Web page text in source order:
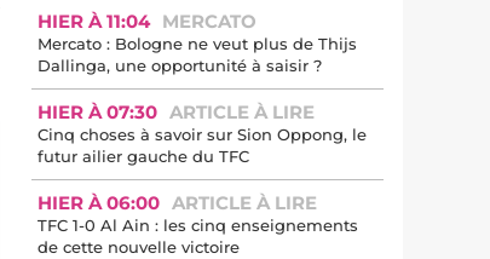
HIER À 11:04 MERCATO
Mercato : Bologne ne veut plus de Thijs
Dallinga, une opportunité à saisir ?
HIER À 07:30 ARTICLE À LIRE
Cinq choses à savoir sur Sion Oppong, le
futur ailier gauche du TFC
HIER À 06:00 ARTICLE À LIRE
TFC 1-0 Al Ain : les cinq enseignements
de cette nouvelle victoire